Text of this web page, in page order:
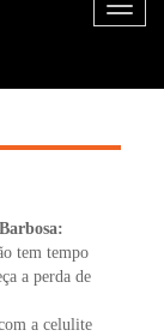
Toggle
tem tempo
a perda de
a celulite